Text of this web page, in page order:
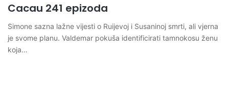
Cacau 241 epizoda
Simone sazna lažne vijesti o Ruijevoj i Susaninoj smrti, ali vjerna
je svome planu. Valdemar pokuša identificirati tamnokosu ženu
koja…